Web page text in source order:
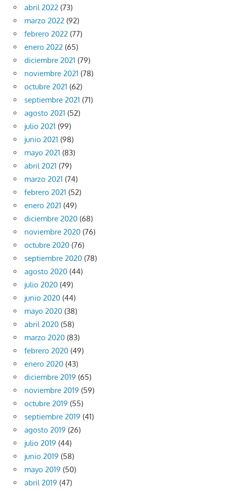
abril 2022 (73)
marzo 2022 (92)
febrero 2022 (77)
enero 2022 (65)
diciembre 2021 (79)
noviembre 2021 (78)
octubre 2021 (62)
septiembre 2021 (71)
agosto 2021 (52)
julio 2021 (99)
junio 2021 (98)
mayo 2021 (83)
abril 2021 (79)
marzo 2021 (74)
febrero 2021 (52)
enero 2021 (49)
diciembre 2020 (68)
noviembre 2020 (76)
octubre 2020 (76)
septiembre 2020 (78)
agosto 2020 (44)
julio 2020 (49)
junio 2020 (44)
mayo 2020 (38)
abril 2020 (58)
marzo 2020 (83)
febrero 2020 (49)
enero 2020 (43)
diciembre 2019 (65)
noviembre 2019 (59)
octubre 2019 (55)
septiembre 2019 (41)
agosto 2019 (26)
julio 2019 (44)
junio 2019 (58)
mayo 2019 (50)
abril 2019 (47)